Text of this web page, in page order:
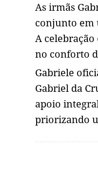
As irmãs
conjunto em
A
no conforto
Gabriele
Gabriel da
apoio
priorizando